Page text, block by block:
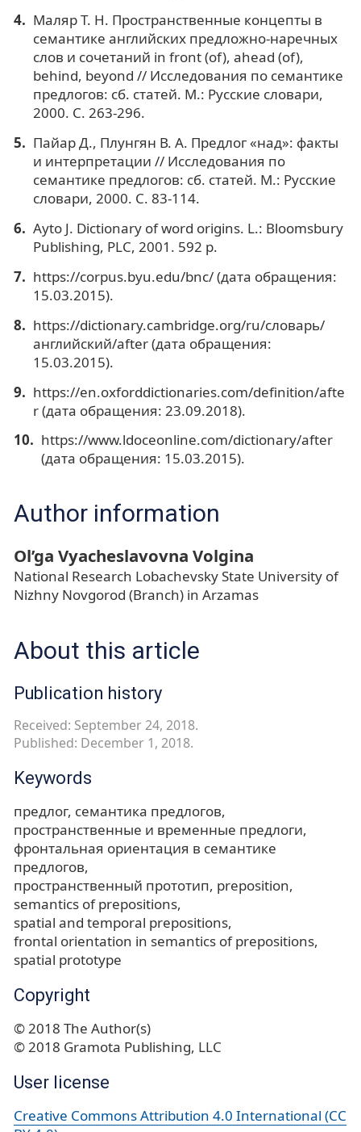
Маляр Т. Н. Пространственные концепты в
семантике английских предложно-наречных
слов и сочетаний in front (of), ahead (of),
behind, beyond // Исследования по семантике
предлогов: сб. статей. М.: Русские словари,
2000. С. 263-296.
Пайар Д., Плунгян В. А. Предлог «над»: факты
и интерпретации // Исследования по
семантике предлогов: сб. статей. М.: Русские
словари, 2000. С. 83-114.
Ayto J. Dictionary of word origins. L.: Bloomsbury
Publishing, PLC, 2001. 592 p.
https://corpus.byu.edu/bnc/ (дата обращения:
15.03.2015).
https://dictionary.cambridge.org/ru/словарь/
английский/after (дата обращения:
15.03.2015).
https://en.oxforddictionaries.com/definition/afte
r (дата обращения: 23.09.2018).
https://www.ldoceonline.com/dictionary/after
(дата обращения: 15.03.2015).
Author information
Ol’ga Vyacheslavovna Volgina
National Research Lobachevsky State University of
Nizhny Novgorod (Branch) in Arzamas
About this article
Publication history
Received: September 24, 2018.
Published: December 1, 2018.
Keywords
предлог семантика предлогов
пространственные и временные предлоги
фронтальная ориентация в семантике
предлогов
пространственный прототип preposition
semantics of prepositions
spatial and temporal prepositions
frontal orientation in semantics of prepositions
spatial prototype
Copyright
© 2018 The Author(s)
© 2018 Gramota Publishing, LLC
User license
Creative Commons Attribution 4.0 International (CC